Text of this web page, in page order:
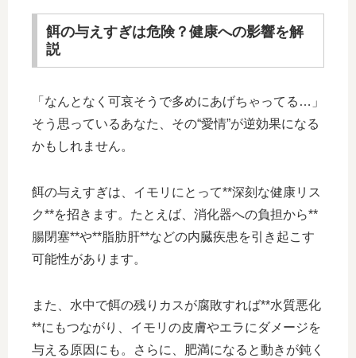
餌の与えすぎは危険？健康への影響を解
説
「なんとなく可哀そうで多めにあげちゃってる…」
そう思っているあなた、その“愛情”が逆効果になる
かもしれません。
餌の与えすぎは、イモリにとって**深刻な健康リス
ク**を招きます。たとえば、消化器への負担から**
腸閉塞**や**脂肪肝**などの内臓疾患を引き起こす
可能性があります。
また、水中で餌の残りカスが腐敗すれば**水質悪化
**にもつながり、イモリの皮膚やエラにダメージを
与える原因にも。さらに、肥満になると動きが鈍く